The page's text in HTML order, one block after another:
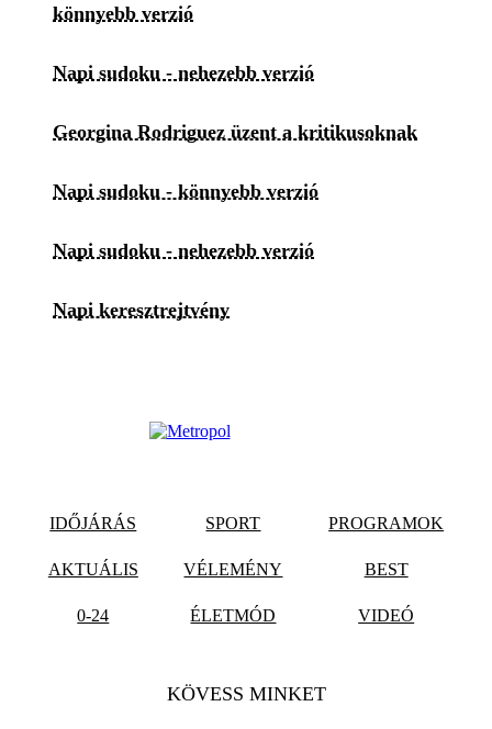
könnyebb verzió
Napi sudoku - nehezebb verzió
Georgina Rodriguez üzent a kritikusoknak
Napi sudoku - könnyebb verzió
Napi sudoku - nehezebb verzió
Napi keresztrejtvény
IDŐJÁRÁS SPORT PROGRAMOK
AKTUÁLIS VÉLEMÉNY BEST
0-24 ÉLETMÓD VIDEÓ
KÖVESS MINKET